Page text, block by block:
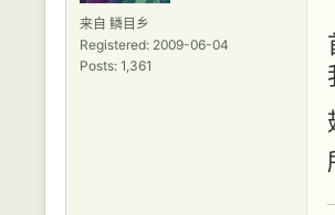
来自 鳞目乡
Registered: 2009-06-04
Posts: 1,361